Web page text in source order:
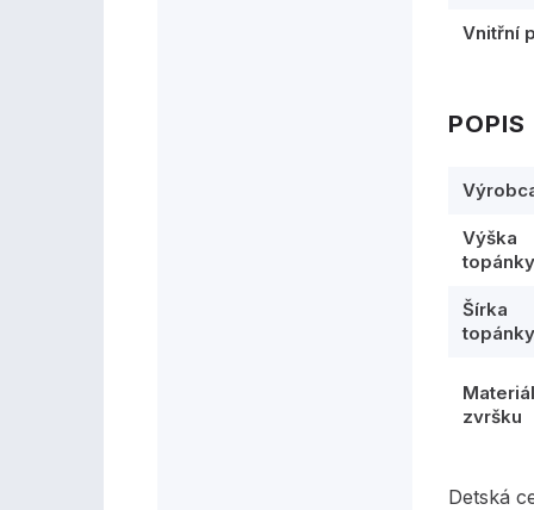
Vnitřní
POPIS
Výška
Šírka
zvršku
Detská